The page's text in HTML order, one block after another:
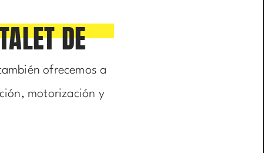
DE
ofrecemos a
motorización y